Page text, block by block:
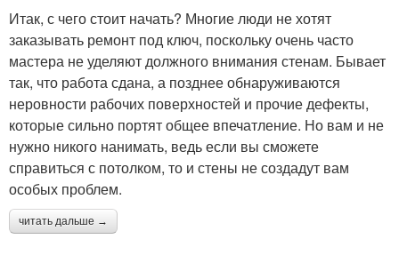
Итак, с чего стоит начать? Многие люди не хотят
заказывать ремонт под ключ, поскольку очень часто
мастера не уделяют должного внимания стенам. Бывает
так, что работа сдана, а позднее обнаруживаются
неровности рабочих поверхностей и прочие дефекты,
которые сильно портят общее впечатление. Но вам и не
нужно никого нанимать, ведь если вы сможете
справиться с потолком, то и стены не создадут вам
особых проблем.
читать дальше →